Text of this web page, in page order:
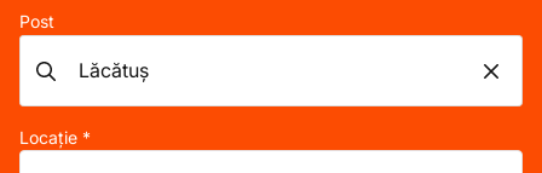
Post
Locație *